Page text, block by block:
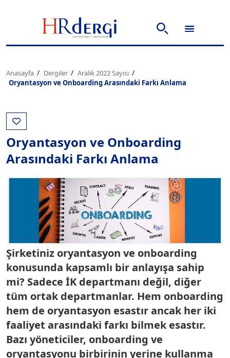
Anasayfa Dergiler
Aralık 2022 Sayısı
Oryantasyon ve Onboarding Arasındaki Farkı Anlama
Oryantasyon ve Onboarding
Arasındaki Farkı Anlama
Şirketiniz oryantasyon ve onboarding
konusunda kapsamlı bir anlayışa sahip
mi? Sadece İK departmanı değil, diğer
tüm ortak departmanlar. Hem onboarding
hem de oryantasyon esastır ancak her iki
faaliyet arasındaki farkı bilmek esastır.
Bazı yöneticiler, onboarding ve
oryantasyonu birbirinin yerine kullanma